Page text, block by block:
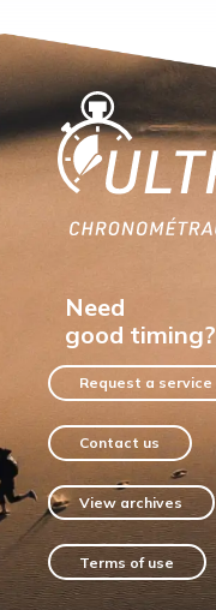
Home
Need
good timing?
Request a service
Contact us
View archives
Terms of use